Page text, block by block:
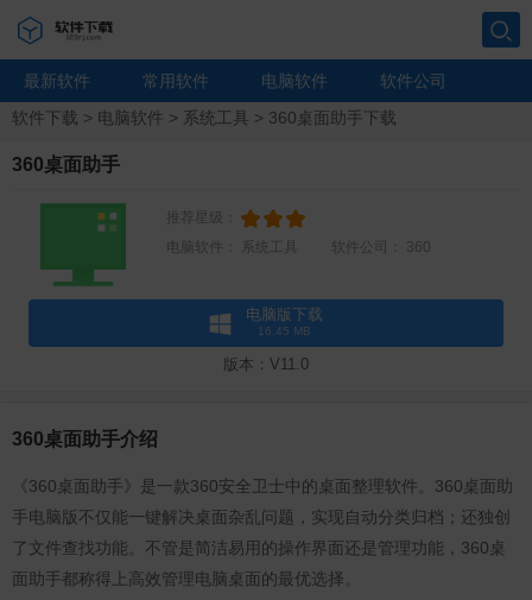
最新软件 常用软件 电脑软件 软件公司
软件下载 > 电脑软件 > 系统工具 > 360桌面助手下载
360桌面助手
推荐星级：
电脑软件：
系统工具 软件公司： 360
版本：V11.0
360桌面助手介绍
《360桌面助手》是一款360安全卫士中的桌面整理软件。360桌面助
手电脑版不仅能一键解决桌面杂乱问题，实现自动分类归档；还独创
了文件查找功能。不管是简洁易用的操作界面还是管理功能，360桌
面助手都称得上高效管理电脑桌面的最优选择。